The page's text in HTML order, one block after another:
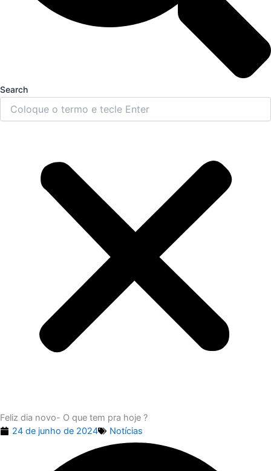
Search
Feliz dia novo- O que tem pra hoje ?
24 de junho de 2024
Notícias